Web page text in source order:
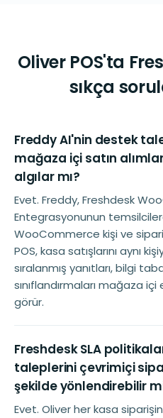
Oliver POS'ta
sıkça
Freddy AI'nin destek
mağaza içi satın
algılar mı?
Evet. Freddy, Freshdesk
Entegrasyonunun
WooCommerce kişi ve
POS, kasa satışlarını aynı
sıralanmış yanıtları, bilgi
sınıflandırmaları mağaza
görür.
Freshdesk SLA
taleplerini çevrimiçi
şekilde yönlendirebilir
Evet. Oliver her kasa